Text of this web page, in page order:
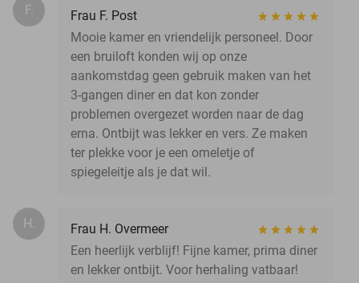
F.
Frau F. Post
Mooie kamer en vriendelijk personeel. Door
een bruiloft konden wij op onze
aankomstdag geen gebruik maken van het
3-gangen diner en dat kon zonder
problemen overgezet worden naar de dag
erna. Ontbijt was lekker en vers. Ze maken
ter plekke voor je een omeletje of
spiegeleitje als je dat wil.
H.
Frau H. Overmeer
Een heerlijk verblijf! Fijne kamer, prima diner
en lekker ontbijt. Voor herhaling vatbaar!